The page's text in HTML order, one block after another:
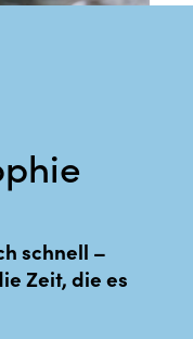
schnell –
Zeit, die es